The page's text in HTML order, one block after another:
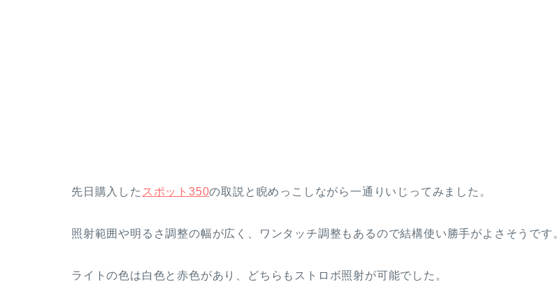
先日購入した スポット350の取説と睨めっこしながら一通りいじってみました。
照射範囲や明るさ調整の幅が広く、ワンタッチ調整もあるので結構使い勝手がよさそうです。
ライトの色は白色と赤色があり、どちらもストロボ照射が可能でした。